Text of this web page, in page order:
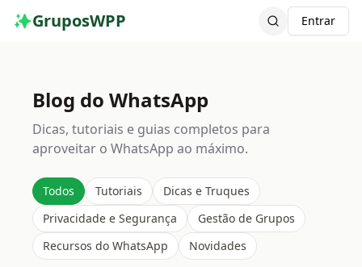
GruposWPP Entrar
Blog do WhatsApp
Dicas, tutoriais e guias completos para
aproveitar o WhatsApp ao máximo.
Todos Tutoriais
Dicas e Truques
Privacidade e Segurança
Gestão de Grupos
Recursos do WhatsApp
Novidades